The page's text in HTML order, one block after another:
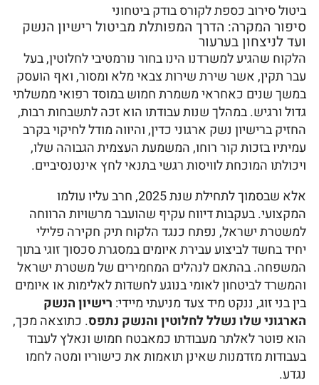
ביטול סירוב כספת לקורס בודק ביטחוני
סיפור המקרה: הדרך המפותלת מביטול רישיון הנשק
ועד לניצחון בערעור
הלקוח שהגיע למשרדנו הינו בחור נורמטיבי לחלוטין, בעל
עבר תקין, אשר שירת שירות צבאי מלא ומסור, ואף הועסק
במשך שנים כאחראי משמרת חמוש במוסד רפואי ממשלתי
גדול ורגיש. במהלך שנות עבודתו הוא זכה לתשבחות רבות,
החזיק ברישיון נשק ארגוני כדין, והיווה מודל לחיקוי בקרב
עמיתיו בזכות קור רוחו, המשמעת העצמית הגבוהה שלו,
ויכולתו המוכחת לוויסות רגשי בתנאי לחץ אינטנסיביים.
אלא שבסמוך לתחילת שנת 2025, חרב עליו עולמו
המקצועי. בעקבות דיווח עקיף שהועבר מרשויות הרווחה
למשטרת ישראל, נפתח כנגד הלקוח תיק חקירה פלילי
יחיד בחשד לביצוע עבירת איומים במסגרת סכסוך זוגי בתוך
המשפחה. בהתאם לנהלים המחמירים של משטרת ישראל
והמשרד לביטחון לאומי בנוגע לחשדות לאלימות או איומים
בין בני זוג, ננקט מיד צעד מניעתי מיידי: רישיון הנשק
הארגוני שלו נשלל לחלוטין והנשק נתפס. כתוצאה מכך,
הוא פוטר לאלתר מעבודתו כמאבטח חמוש ונאלץ לעבוד
בעבודות מזדמנות שאינן תואמות את כישוריו ומטה לחמו
נגדע.